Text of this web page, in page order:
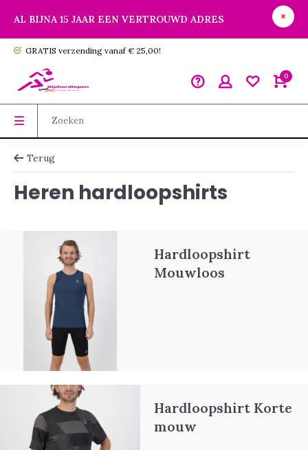
AL BIJNA 15 JAAR EEN VERTROUWD ADRES
GRATIS verzending vanaf € 25,00!
0
Terug
Heren hardloopshirts
Hardloopshirt
Mouwloos
Hardloopshirt Korte
mouw